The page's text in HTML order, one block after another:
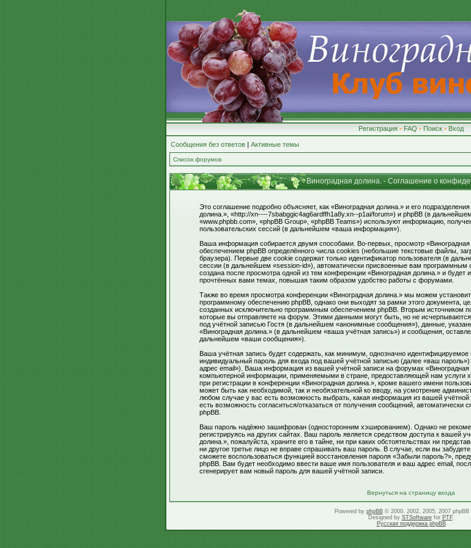
Регистрация • FAQ • Поиск • Вход
Сообщения без ответов | Активные темы
Список форумов
Виноградная долина. - Соглашение о
Это соглашение подробно объясняет, как «Виноградная долина.» и его
долина.», «http://xn----7sbabggic4ag6ardffh1a8y.xn--p1ai/forum») и phpBB (в
«www.phpbb.com», «phpBB Group», «phpBB Teams») используют информацию,
пользовательских сессий (в дальнейшем «ваша информация»).
Ваша информация собирается двумя способами. Во-первых, просмотр
обеспечением phpBB определённого числа cookies (небольшие текстовые файлы,
браузера). Первые две cookie содержат только идентификатор пользователя (в
сессии (в дальнейшем «session-id»), автоматически присвоенные вам программным
создана после просмотра одной из тем конференции «Виноградная долина.» и
прочтённых вами темах, повышая таким образом удобство работы с форумами.
Также во время просмотра конференции «Виноградная долина.» мы можем
программному обеспечению phpBB, однако они выходят за рамки этого документа,
созданных исключительно программным обеспечением phpBB. Вторым источником
которые вы отправляете на форум. Этими данными могут быть, но не
под учётной записью Гостя (в дальнейшем «анонимные сообщения»), данные,
«Виноградная долина.» (в дальнейшем «ваша учётная запись») и сообщения,
дальнейшем «ваши сообщения»).
Ваша учётная запись будет содержать, как минимум, однозначно
индивидуальный пароль для входа под вашей учётной записью (далее «ваш
адрес email»). Ваша информация из вашей учётной записи на форумах «Виноградная
компьютерной информации, применяемыми в стране, предоставляющей нам услуги
при регистрации в конференции «Виноградная долина.», кроме вашего имени
может быть как необходимой, так и необязательной ко вводу, на усмотрение
любом случае у вас есть возможность выбрать, какая информация из вашей
есть возможность согласиться/отказаться от получения сообщений,
phpBB.
Ваш пароль надёжно зашифрован (односторонним хэшированием). Однако не
регистрируясь на других сайтах. Ваш пароль является средством доступа к вашей
долина.», пожалуйста, храните его в тайне, ни при каких обстоятельствах ни
ни другое третье лицо не вправе спрашивать ваш пароль. В случае, если вы
сможете воспользоваться функцией восстановления пароля «Забыли пароль?»,
phpBB. Вам будет необходимо ввести ваше имя пользователя и ваш адрес email,
сгенерирует вам новый пароль для вашей учётной записи.
Вернуться на страницу входа
Powered by phpBB© 2000, 2002, 2005, 2007 phpBB
Designed by STSoftwarefor PTF.
Русская поддержка phpBB